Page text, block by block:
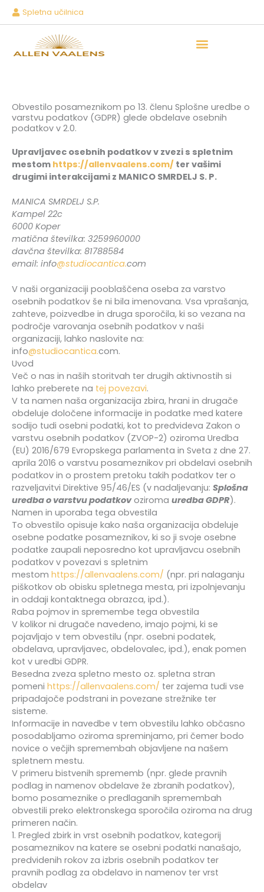
Skip
Spletna učilnica
Obvestilo posameznikom po 13. členu Splošne uredbe o
varstvu podatkov (GDPR) glede obdelave osebnih
podatkov v 2.0.
Upravljavec osebnih podatkov v zvezi s spletnim
mestom https://allenvaalens.com/ ter vašimi
drugimi interakcijami z MANICO SMRDELJ S. P.
MANICA SMRDELJ S.P.
Kampel 22c
6000 Koper
matična številka: 3259960000
davčna številka: 81788584
email: info@studiocantica.com
V naši organizaciji pooblaščena oseba za varstvo
osebnih podatkov še ni bila imenovana. Vsa vprašanja,
zahteve, poizvedbe in druga sporočila, ki so vezana na
področje varovanja osebnih podatkov v naši
organizaciji, lahko naslovite na:
info@studiocantica.com.
Uvod
Več o nas in naših storitvah ter drugih aktivnostih si
lahko preberete na tej povezavi.
V ta namen naša organizacija zbira, hrani in drugače
obdeluje določene informacije in podatke med katere
sodijo tudi osebni podatki, kot to predvideva Zakon o
varstvu osebnih podatkov (ZVOP-2) oziroma Uredba
(EU) 2016/679 Evropskega parlamenta in Sveta z dne 27.
aprila 2016 o varstvu posameznikov pri obdelavi osebnih
podatkov in o prostem pretoku takih podatkov ter o
razveljavitvi Direktive 95/46/ES (v nadaljevanju: Splošna
uredba o varstvu podatkovoziroma uredba GDPR).
Namen in uporaba tega obvestila
To obvestilo opisuje kako naša organizacija obdeluje
osebne podatke posameznikov, ki so ji svoje osebne
podatke zaupali neposredno kot upravljavcu osebnih
podatkov v povezavi s spletnim
mestom https://allenvaalens.com/ (npr. pri nalaganju
piškotkov ob obisku spletnega mesta, pri izpolnjevanju
in oddaji kontaktnega obrazca, ipd.).
Raba pojmov in spremembe tega obvestila
V kolikor ni drugače navedeno, imajo pojmi, ki se
pojavljajo v tem obvestilu (npr. osebni podatek,
obdelava, upravljavec, obdelovalec, ipd.), enak pomen
kot v uredbi GDPR.
Besedna zveza spletno mesto oz. spletna stran
pomeni https://allenvaalens.com/ ter zajema tudi vse
pripadajoče podstrani in povezane strežnike ter
sisteme.
Informacije in navedbe v tem obvestilu lahko občasno
posodabljamo oziroma spreminjamo, pri čemer bodo
novice o večjih spremembah objavljene na našem
spletnem mestu.
V primeru bistvenih sprememb (npr. glede pravnih
podlag in namenov obdelave že zbranih podatkov),
bomo posameznike o predlaganih spremembah
obvestili preko elektronskega sporočila oziroma na drug
primeren način.
1. Pregled zbirk in vrst osebnih podatkov, kategorij
posameznikov na katere se osebni podatki nanašajo,
predvidenih rokov za izbris osebnih podatkov ter
pravnih podlag za obdelavo in namenov ter vrst
obdelav